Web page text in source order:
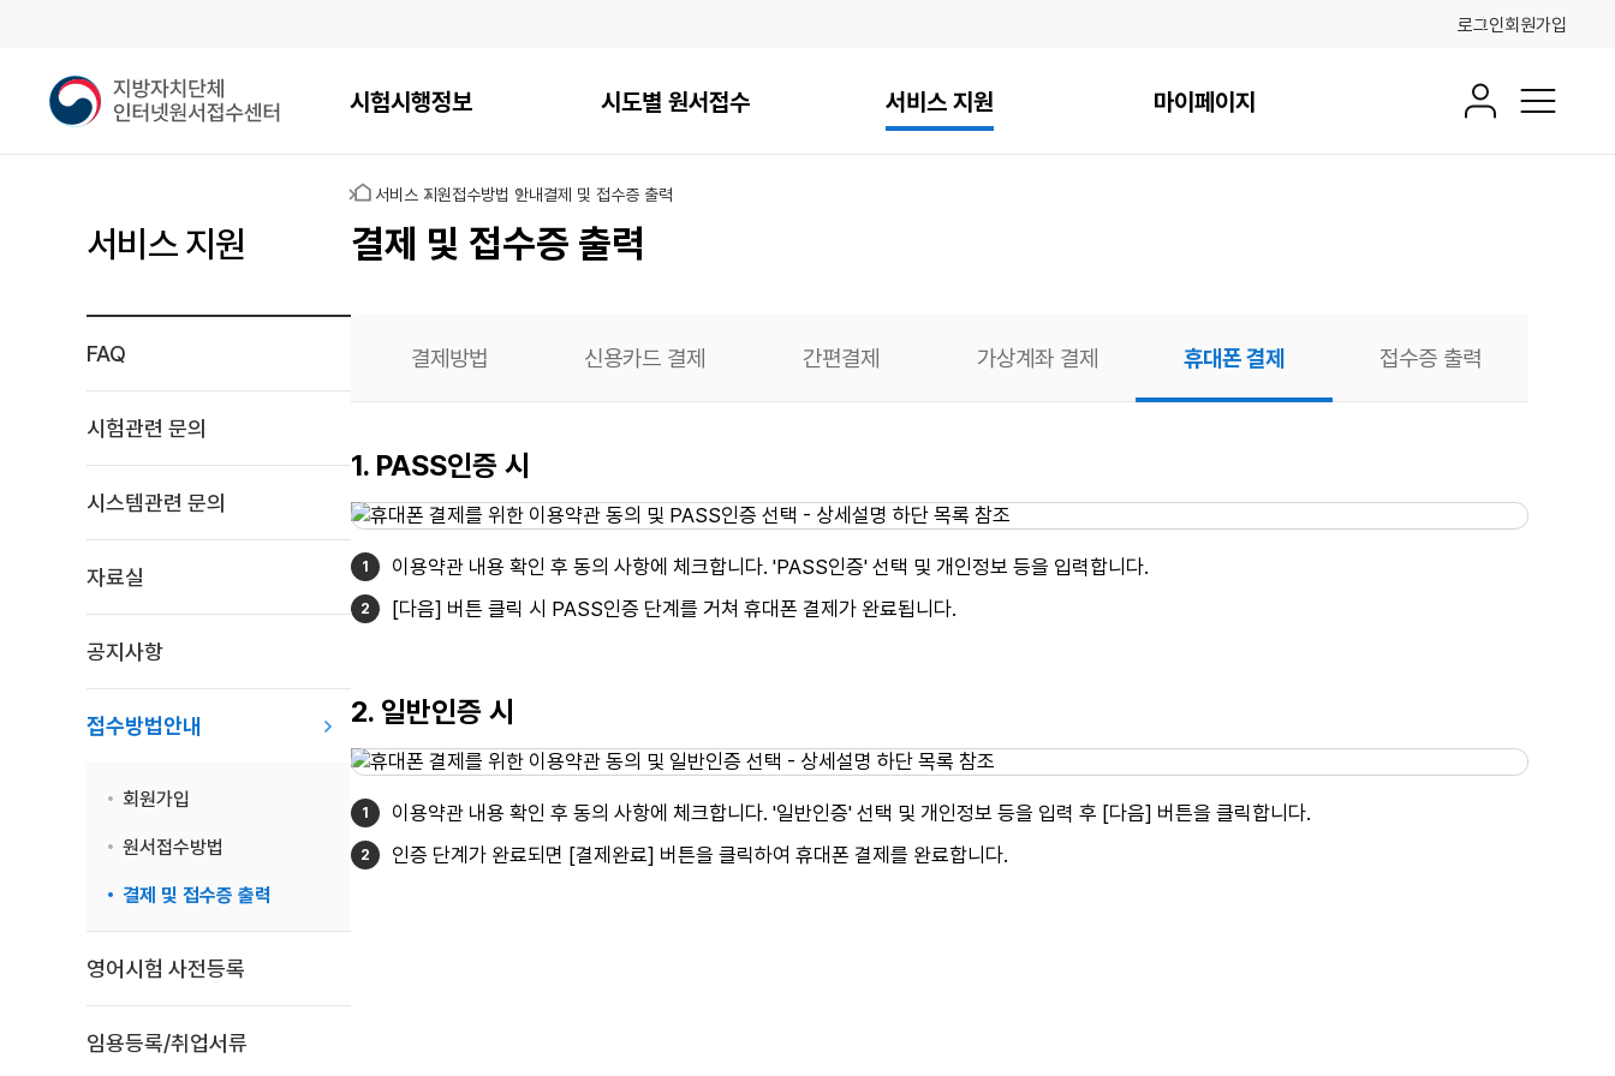
로그인회원가입
지
방
메인메뉴
시험시행정보 시도별 원서접수 서비스 지원 마이페이지 회원정보전체메뉴
서비스 지원
FAQ
시험관련 문의
시스템관련 문의
자료실
공지사항
접수방법안내
회원가입
원서접수방법
결제 및 접수증 출력
영어시험 사전등록
임용등록/취업서류
홈 서비스 지원접수방법 안내결제 및 접수증 출력
결제 및 접수증 출력
결제방법 신용카드 결제 간편결제 가상계좌 결제 휴대폰 결제 접수증 출력
휴대폰
결제
1. PASS인증 시
이용약관 내용 확인 후 동의 사항에 체크합니다. 'PASS인증' 선택 및 개인정보 등을 입력합니다.
[다음] 버튼 클릭 시 PASS인증 단계를 거쳐 휴대폰 결제가 완료됩니다.
2. 일반인증 시
이용약관 내용 확인 후 동의 사항에 체크합니다. '일반인증' 선택 및 개인정보 등을 입력 후 [다음] 버튼을 클릭합니다.
인증 단계가 완료되면 [결제완료] 버튼을 클릭하여 휴대폰 결제를 완료합니다.